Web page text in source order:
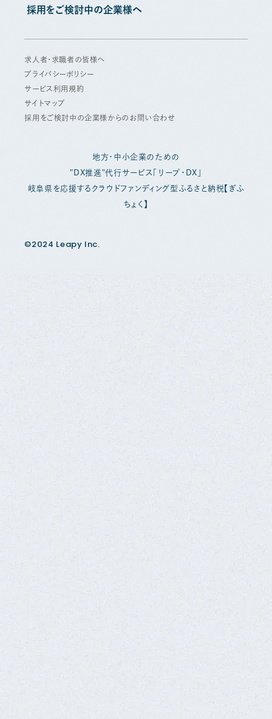
採用をご検討中の企業様へ
求人者・求職者の皆様へ
プライバシーポリシー
サービス利用規約
サイトマップ
採用をご検討中の企業様からのお問い合わせ
地方・中小企業のための
"DX推進"代行サービス「リープ・DX」
岐阜県を応援するクラウドファンディング型ふるさと納税【ぎふ
ちょく】
©2024 Leapy Inc.